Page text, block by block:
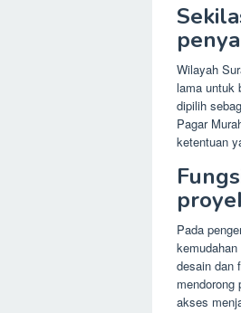
Wilayah
lama untuk
dipilih
Pagar
ketentuan
Pada
desain dan
mendorong
akses